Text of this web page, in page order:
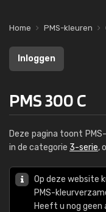
Home PMS-kleuren
Inloggen
PMS 300 C
Deze pagina toont
in de categorie 3-serie,
Op deze website
PMS-
Heeft u nog